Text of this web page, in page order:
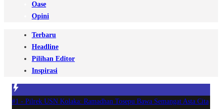
Oase
Opini
Terbaru
Headline
Pilihan Editor
Inspirasi
#1 - Pilrek USN Kolaka: Ramadhan Tosepu Bawa Semangat Asta Cita